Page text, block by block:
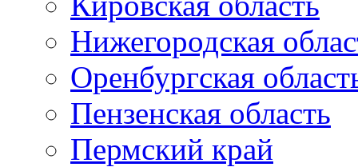
Нижегородская
Оренбургская
Пензенская область
Пермский край